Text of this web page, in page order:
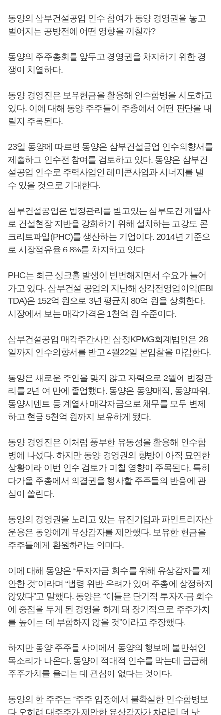
동양의 삼부건설공업 인수 참여가 동양 경영권을 놓고
벌어지는 공방전에 어떤 영향을 끼칠까?
동양의 주주총회를 앞두고 경영권을 차지하기 위한 경
쟁이 치열하다.
동양 경영진은 보유현금을 활용해 인수합병을 시도하고
있다. 이에 대해 동양 주주들이 주총에서 어떤 판단을 내
릴지 주목된다.
23일 동양에 따르면 동양은 삼부건설공업 인수의향서를
제출하고 인수전 참여를 검토하고 있다. 동양은 삼부건
설공업 인수로 주력사업인 레미콘사업과 시너지를 낼
수 있을 것으로 기대한다.
삼부건설공업은 법정관리를 받고있는 삼부토건 계열사
로 건설현장 지반을 강화하기 위해 설치하는 고강도 콘
크리트파일(PHC)를 생산하는 기업이다. 2014년 기준으
로 시장점유율 6.8%를 차지하고 있다.
PHC는 최근 싱크홀 발생이 빈번해지면서 수요가 늘어
가고 있다. 삼부건설 공업의 지난해 상각전영업이익(EBI
TDA)은 152억 원으로 3년 평균치 80억 원을 상회한다.
시장에서 보는 매각가격은 1천억 원 수준이다.
삼부건설공업 매각주간사인 삼정KPMG회계법인은 28
일까지 인수의향서를 받고 4월22일 본입찰을 마감한다.
동양은 새로운 주인을 맞지 않고 자력으로 2월에 법정관
리를 2년 여 만에 졸업했다. 동양은 동양매직, 동양파워,
동양시멘트 등 계열사 매각자금으로 채무를 모두 변제
하고 현금 5천억 원까지 보유하게 됐다.
동양 경영진은 이처럼 풍부한 유동성을 활용해 인수합
병에 나섰다. 하지만 동양 경영권의 향방이 아직 묘연한
상황이라 이번 인수 검토가 미칠 영향이 주목된다. 특히
다가올 주총에서 의결권을 행사할 주주들의 반응에 관
심이 쏠린다.
동양의 경영권을 노리고 있는 유진기업과 파인트리자산
운용은 동양에게 유상감자를 제안했다. 보유한 현금을
주주들에게 환원하라는 의미다.
이에 대해 동양은 “투자자금 회수를 위해 유상감자를 제
안한 것”이라며 “법령 위반 우려가 있어 주총에 상정하지
않았다”고 말했다. 동양은 “이들은 단기적 투자자금 회수
에 중점을 두게 된 경영을 하게 돼 장기적으로 주주가치
를 높이는 데 부합하지 않을 것”이라고 주장했다.
하지만 동양 주주들 사이에서 동양의 행보에 불만섞인
목소리가 나온다. 동양이 적대적 인수를 막는데 급급해
주주가치를 올리는 데 관심이 없다는 것이다.
동양의 한 주주는 “주주 입장에서 불확실한 인수합병보
다 오히려 대주주가 제안한 유상감자가 차라리 더 낫